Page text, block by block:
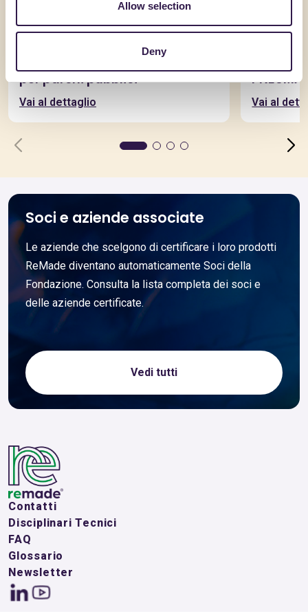
Allow selection
Deny
Pannelli in plastica per giochi
per parchi pubblici
Vai al dettaglio Vai al
Soci e aziende associate
Le aziende che scelgono di certificare i loro prodotti
ReMade diventano automaticamente Soci della
Fondazione. Consulta la lista completa dei soci e
delle aziende certificate.
Vedi tutti
Contatti
Disciplinari Tecnici
FAQ
Glossario
Newsletter